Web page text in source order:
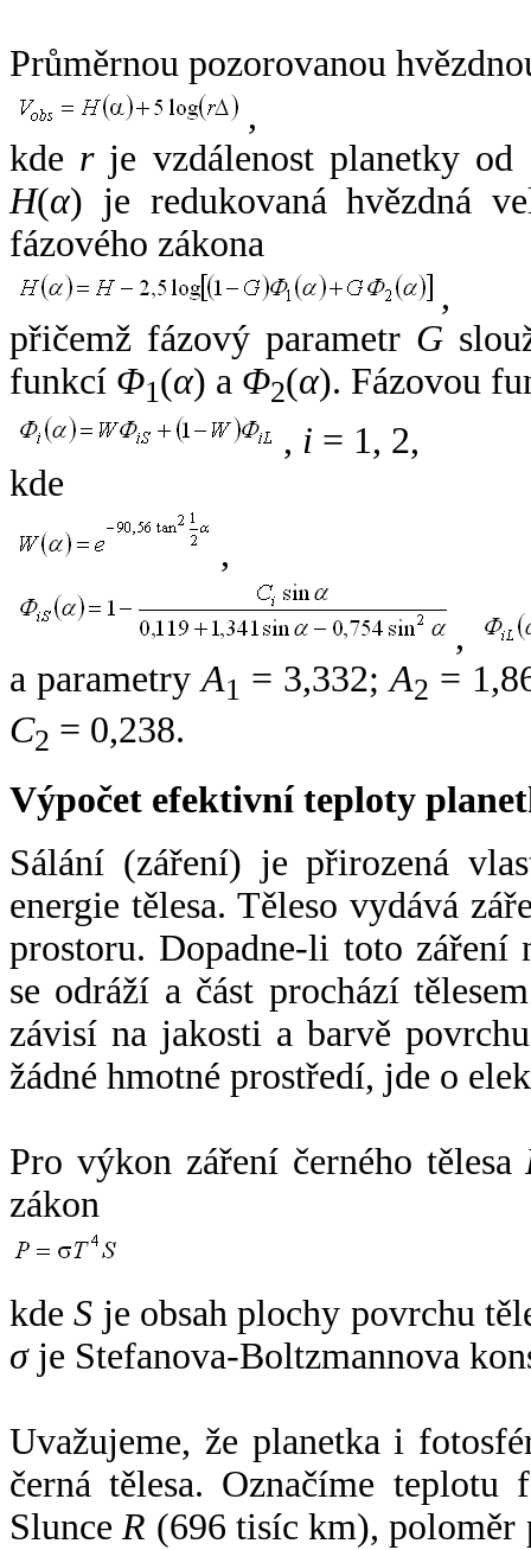
Průměrnou pozorovanou
,
kde rje vzdálenost planetky od
H(α) je redukovaná hvězdná
fázového zákona
,
přičemž fázový parametr G
funkcí Φ1(α) a Φ2(α). Fázovou
, i = 1, 2,
kde
,
,
a parametryA1 = 3,332;A2 =
C2 = 0,238.
Výpočet efektivní teploty
Sálání (záření) je přirozená
energie tělesa. Těleso vydává
prostoru. Dopadne-li toto záření
se odráží a část prochází
závisí na jakosti a barvě
žádné hmotné prostředí, jde o
Pro výkon záření černého tělesa
zákon
kdeS je obsah plochy povrchu
σje Stefanova-Boltzmannova
Uvažujeme, že planetka i
černá tělesa. Označíme
SlunceR (696 tisíc km),